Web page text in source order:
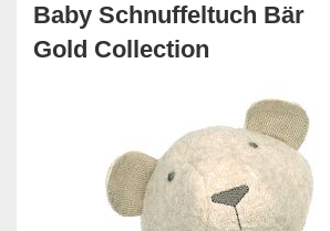
Baby Schnuffeltuch Bär
Gold Collection